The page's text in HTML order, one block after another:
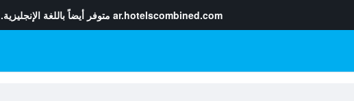
ar.hotelscombined.com متوفر أيضاً باللغة الإنجليزية.